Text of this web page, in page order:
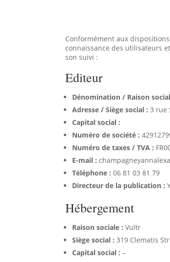
Conformément aux
connaissance des utilisateurs
son suivi :
Editeur
Dénomination / Raison
Adresse / Siège social : 3 rue
Capital social :
Numéro de société :
Numéro de taxes / TVA :
E-mail :
Téléphone : 06 81 03 81 79
Directeur de la publication :
Hébergement
Raison sociale : Vultr
Siège social : 319 Clematis
Capital social : –